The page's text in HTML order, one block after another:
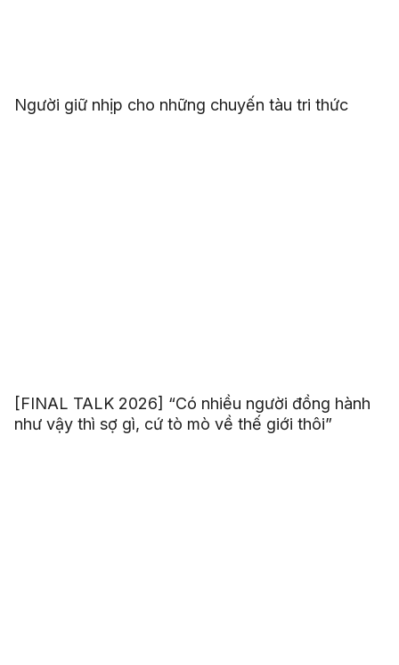
Người giữ nhịp cho những chuyến tàu tri thức
[FINAL TALK 2026] “Có nhiều người đồng hành
như vậy thì sợ gì, cứ tò mò về thế giới thôi”